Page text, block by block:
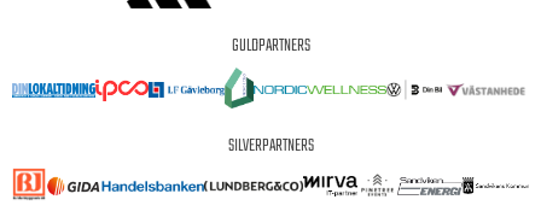
GULDPARTNERS
SILVERPARTNERS